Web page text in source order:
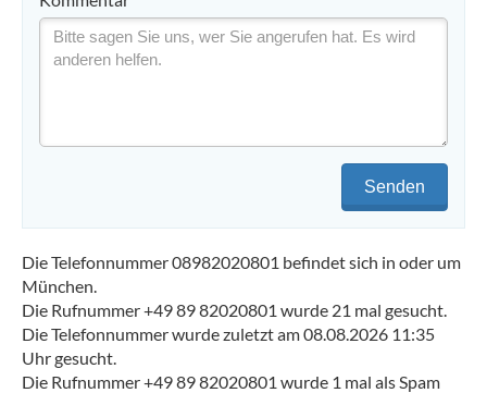
Senden
Die Telefonnummer 08982020801 befindet sich in oder um
München.
Die Rufnummer +49 89 82020801 wurde 21 mal gesucht.
Die Telefonnummer wurde zuletzt am 08.08.2026 11:35
Uhr gesucht.
Die Rufnummer +49 89 82020801 wurde 1 mal als Spam